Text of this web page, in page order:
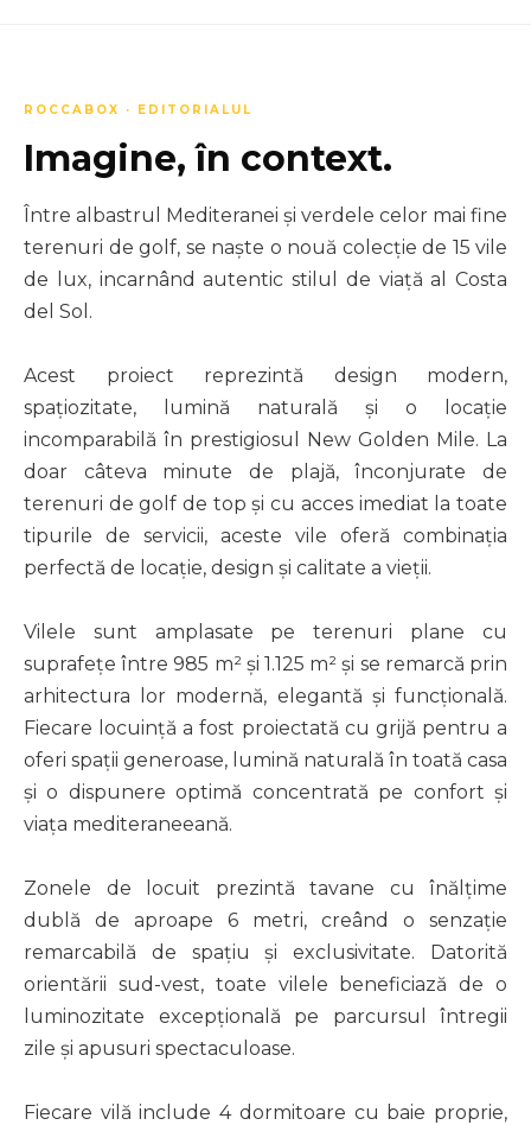
ROCCABOX · EDITORIALUL
Imagine, în context.
Între albastrul Mediteranei și verdele celor mai fine
terenuri de golf, se naște o nouă colecție de 15 vile
de lux, incarnând autentic stilul de viață al Costa
del Sol.
Acest proiect reprezintă design modern,
spațiozitate, lumină naturală și o locație
incomparabilă în prestigiosul New Golden Mile. La
doar câteva minute de plajă, înconjurate de
terenuri de golf de top și cu acces imediat la toate
tipurile de servicii, aceste vile oferă combinația
perfectă de locație, design și calitate a vieții.
Vilele sunt amplasate pe terenuri plane cu
suprafețe între 985 m² și 1.125 m² și se remarcă prin
arhitectura lor modernă, elegantă și funcțională.
Fiecare locuință a fost proiectată cu grijă pentru a
oferi spații generoase, lumină naturală în toată casa
și o dispunere optimă concentrată pe confort și
viața mediteraneeană.
Zonele de locuit prezintă tavane cu înălțime
dublă de aproape 6 metri, creând o senzație
remarcabilă de spațiu și exclusivitate. Datorită
orientării sud-vest, toate vilele beneficiază de o
luminozitate excepțională pe parcursul întregii
zile și apusuri spectaculoase.
Fiecare vilă include 4 dormitoare cu baie proprie,